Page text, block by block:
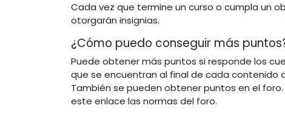
Cada vez que termine un curso o cumpla un
otorgarán insignias.
¿Cómo puedo conseguir más
Puede obtener más puntos si responde los
que se encuentran al final de cada contenido
También se pueden obtener puntos en el
este enlace las normas del foro.